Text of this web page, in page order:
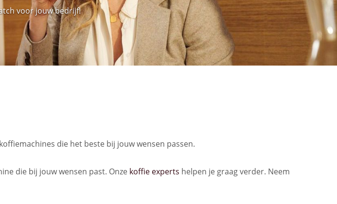
voor jouw bedrijf!
die het beste bij jouw wensen passen.
die bij jouw wensen past. Onze koffie experts helpen je graag verder. Neem